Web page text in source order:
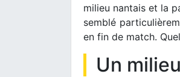
milieu nantais et la
semblé
en fin de match.
Un